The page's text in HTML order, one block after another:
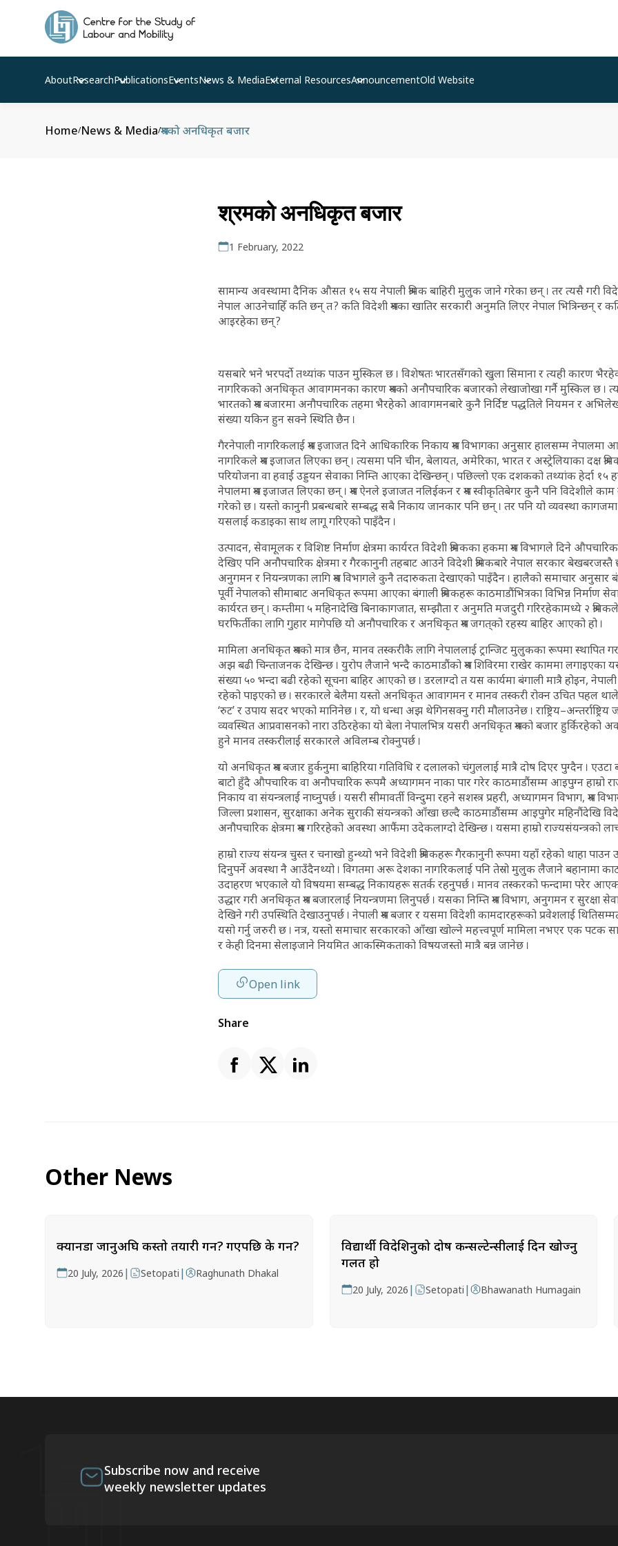
AboutResearchPublicationsEventsNews & MediaExternal ResourcesAnnouncementOld Website
Home/News & Media/श्रमको अनधिकृत बजार
श्रमको अनधिकृत बजार
1 February, 2022
सामान्य अवस्थामा दैनिक औसत १५ सय नेपाली श्रमिक बाहिरी मुलुक जाने गरेका छन् । तर त्यसै गरी
नेपाल आउनेचाहिँ कति छन् त ? कति विदेशी श्रमका खातिर सरकारी अनुमति लिएर नेपाल भित्रिन्छन् र
आइरहेका छन् ?
यसबारे भने भरपर्दो तथ्यांक पाउन मुस्किल छ । विशेषतः भारतसँगको खुला सिमाना र त्यही कारण
नागरिकको अनधिकृत आवागमनका कारण श्रमको अनौपचारिक बजारको लेखाजोखा गर्नै मुस्किल छ ।
भारतको श्रम बजारमा अनौपचारिक तहमा भैरहेको आवागमनबारे कुनै निर्दिष्ट पद्धतिले नियमन र
संख्या यकिन हुन सक्ने स्थिति छैन ।
गैरनेपाली नागरिकलाई श्रम इजाजत दिने आधिकारिक निकाय श्रम विभागका अनुसार हालसम्म
नागरिकले श्रम इजाजत लिएका छन् । त्यसमा पनि चीन, बेलायत, अमेरिका, भारत र अस्ट्रेलियाका दक्ष
परियोजना वा हवाई उड्डयन सेवाका निम्ति आएका देखिन्छन् । पछिल्लो एक दशकको तथ्यांक हेर्दा १५
नेपालमा श्रम इजाजत लिएका छन् । श्रम ऐनले इजाजत नलिईकन र श्रम स्वीकृतिबेगर कुनै पनि विदेशीले काम
गरेको छ । यस्तो कानुनी प्रबन्धबारे सम्बद्ध सबै निकाय जानकार पनि छन् । तर पनि यो व्यवस्था
यसलाई कडाइका साथ लागू गरिएको पाइँदैन ।
उत्पादन, सेवामूलक र विशिष्ट निर्माण क्षेत्रमा कार्यरत विदेशी श्रमिकका हकमा श्रम विभागले दिने
देखिए पनि अनौपचारिक क्षेत्रमा र गैरकानुनी तहबाट आउने विदेशी श्रमिकबारे नेपाल सरकार
अनुगमन र नियन्त्रणका लागि श्रम विभागले कुनै तदारुकता देखाएको पाइँदैन । हालैको समाचार अनुसार
पूर्वी नेपालको सीमाबाट अनधिकृत रूपमा आएका बंगाली श्रमिकहरू काठमाडौंभित्रका विभिन्न निर्माण
कार्यरत छन् । कम्तीमा ५ महिनादेखि बिनाकागजात, सम्झौता र अनुमति मजदुरी गरिरहेकामध्ये २
घरफिर्तीका लागि गुहार मागेपछि यो अनौपचारिक र अनधिकृत श्रम जगत्‌को रहस्य बाहिर आएको हो ।
मामिला अनधिकृत श्रमको मात्र छैन, मानव तस्करीकै लागि नेपाललाई ट्रान्जिट मुलुकका रूपमा स्थापित
अझ बढी चिन्ताजनक देखिन्छ । युरोप लैजाने भन्दै काठमाडौंको श्रम शिविरमा राखेर काममा लगाइएका
संख्या ५० भन्दा बढी रहेको सूचना बाहिर आएको छ । डरलाग्दो त यस कार्यमा बंगाली मात्रै होइन,
रहेको पाइएको छ । सरकारले बेलैमा यस्तो अनधिकृत आवागमन र मानव तस्करी रोक्न उचित पहल
‘रुट’ र उपाय सदर भएको मानिनेछ । र, यो धन्धा अझ थेगिनसक्नु गरी मौलाउनेछ । राष्ट्रिय–अन्तर्राष्ट्रिय
व्यवस्थित आप्रवासनको नारा उठिरहेका यो बेला नेपालभित्र यसरी अनधिकृत श्रमको बजार
हुने मानव तस्करीलाई सरकारले अविलम्ब रोक्नुपर्छ ।
यो अनधिकृत श्रम बजार हुर्कनुमा बाहिरिया गतिविधि र दलालको चंगुललाई मात्रै दोष दिएर पुग्दैन । एउटा
बाटो हुँदै औपचारिक वा अनौपचारिक रूपमै अध्यागमन नाका पार गरेर काठमाडौंसम्म आइपुग्न हाम्रो
निकाय वा संयन्त्रलाई नाघ्नुपर्छ । यसरी सीमावर्ती विन्दुमा रहने सशस्त्र प्रहरी, अध्यागमन विभाग, श्रम
जिल्ला प्रशासन, सुरक्षाका अनेक सुराकी संयन्त्रको आँखा छल्दै काठमाडौंसम्म आइपुगेर महिनौंदेखि
अनौपचारिक क्षेत्रमा श्रम गरिरहेको अवस्था आफैंमा उदेकलाग्दो देखिन्छ । यसमा हाम्रो राज्यसंयन्त्रको
हाम्रो राज्य संयन्त्र चुस्त र चनाखो हुन्थ्यो भने विदेशी श्रमिकहरू गैरकानुनी रूपमा यहाँ रहेको थाहा
दिनुपर्ने अवस्था नै आउँदैनथ्यो । विगतमा अरू देशका नागरिकलाई पनि तेस्रो मुलुक लैजाने बहानामा
उदाहरण भएकाले यो विषयमा सम्बद्ध निकायहरू सतर्क रहनुपर्छ । मानव तस्करको फन्दामा परेर
उद्धार गरी अनधिकृत श्रम बजारलाई नियन्त्रणमा लिनुपर्छ । यसका निम्ति श्रम विभाग, अनुगमन र सुरक्षा
देखिने गरी उपस्थिति देखाउनुपर्छ । नेपाली श्रम बजार र यसमा विदेशी कामदारहरूको प्रवेशलाई
यसो गर्नु जरुरी छ । नत्र, यस्तो समाचार सरकारको आँखा खोल्ने महत्त्वपूर्ण मामिला नभएर एक पटक
र केही दिनमा सेलाइजाने नियमित आकस्मिकताको विषयजस्तो मात्रै बन्न जानेछ ।
Open link
Share
Other News
क्यानडा जानुअघि कस्तो तयारी गर्ने? गएपछि के गर्ने?
20 July, 2026 | Setopati | Raghunath Dhakal
विद्यार्थी विदेशिनुको दोष कन्सल्टेन्सीलाई दिन खोज्नु
गलत हो
20 July, 2026 | Setopati | Bhawanath Humagain
Subscribe now and receive
weekly newsletter updates